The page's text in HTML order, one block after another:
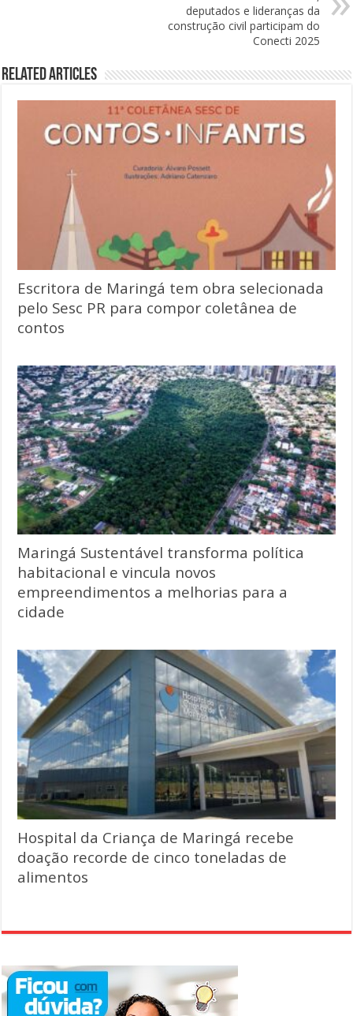
deputados e lideranças da
construção civil participam do
Conecti 2025
Related Articles
Escritora de Maringá tem obra selecionada
pelo Sesc PR para compor coletânea de
contos
Maringá Sustentável transforma política
habitacional e vincula novos
empreendimentos a melhorias para a
cidade
Hospital da Criança de Maringá recebe
doação recorde de cinco toneladas de
alimentos